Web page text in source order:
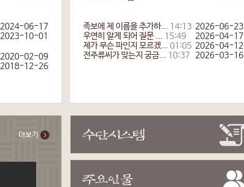
2024-06-17
2023-10-01
2020-02-09
2018-12-26
족보에 제 이름을 추가하... 2026-06-23
14:13
우연히 알게 되어 질문 ...
2026-04-17
15:49
제가 무슨 파인지 모르겠...
2026-04-12
01:05
전주류씨가 맞는지 궁금...
2026-03-16
10:37
더보기